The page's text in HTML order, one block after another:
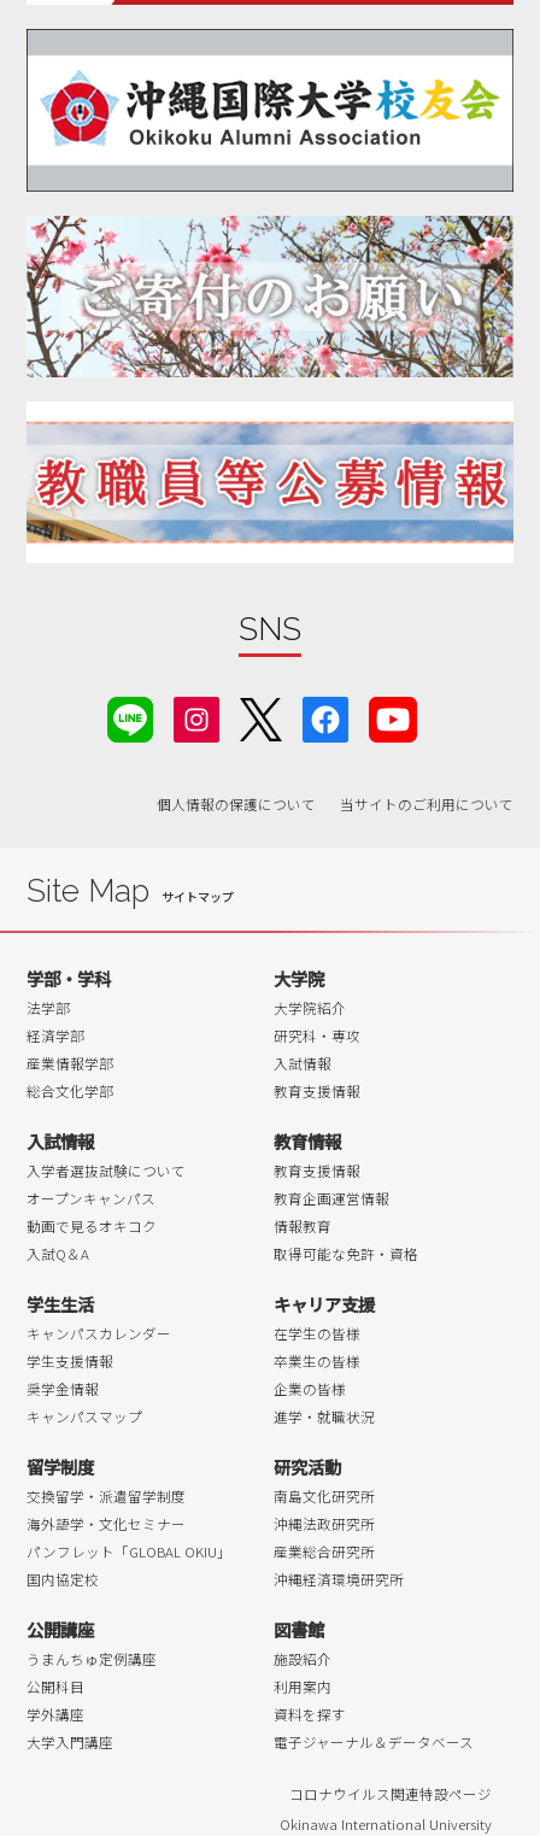
2020年10月
2020年09月
2020年08月
2020年07月
2020年06月
2020年05月
2020年04月
2020年03月
2020年02月
2020年01月
2019年11月
2019年10月
2019年09月
2019年08月
2019年04月
2019年03月
2018年11月
2018年08月
2018年07月
2018年06月
2018年05月
2018年04月
SNS
個人情報の保護について 当サイトのご利用について
Site Map
学部・学科
法学部
経済学部
産業情報学部
総合文化学部
大学院
大学院紹介
研究科・専攻
入試情報
教育支援情報
入試情報
入学者選抜試験について
オープンキャンパス
動画で見るオキコク
入試Q＆A
教育情報
教育支援情報
教育企画運営情報
情報教育
取得可能な免許・資格
学生生活
キャンパスカレンダー
学生支援情報
奨学金情報
キャンパスマップ
キャリア支援
在学生の皆様
卒業生の皆様
企業の皆様
進学・就職状況
留学制度
交換留学・派遣留学制度
海外語学・文化セミナー
パンフレット「GLOBAL OKIU」
国内協定校
研究活動
南島文化研究所
沖縄法政研究所
産業総合研究所
沖縄経済環境研究所
公開講座
うまんちゅ定例講座
公開科目
学外講座
大学入門講座
図書館
施設紹介
利用案内
資料を探す
電子ジャーナル＆データベース
コロナウイルス関連特設ページ
Okinawa International University